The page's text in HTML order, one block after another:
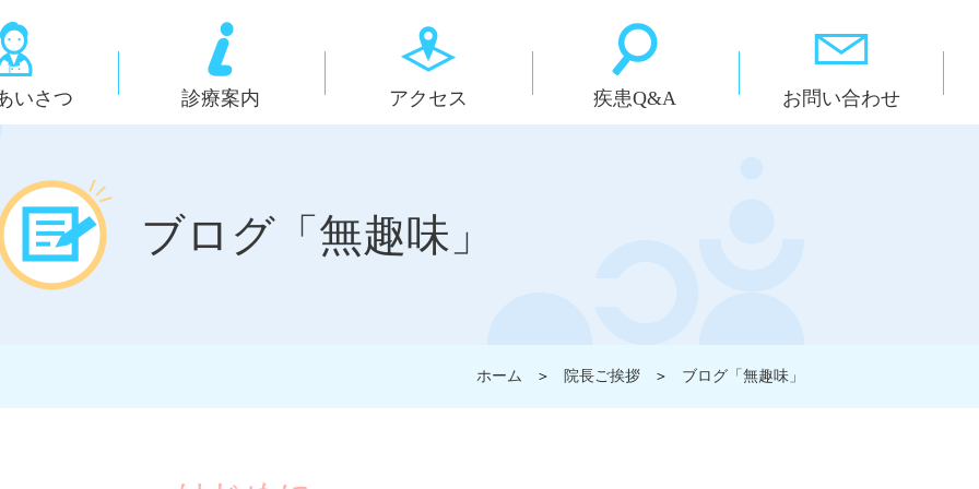
いさつ 診療案内 アクセス 疾患Q&A お問い合わせ
ブログ「無趣味」
ホーム ＞ 院長ご挨拶 ＞ ブログ「無趣味」